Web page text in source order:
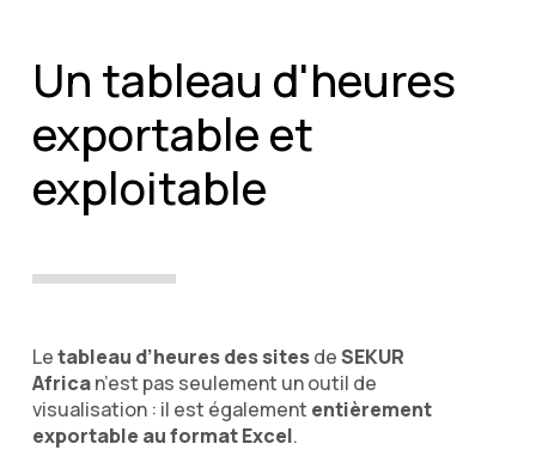
Un tableau d'heures
exportable et
exploitable
Letableau d’heures des sitesdeSEKUR
African’est pas seulement un outil de
visualisation : il est également entièrement
exportable au format Excel.